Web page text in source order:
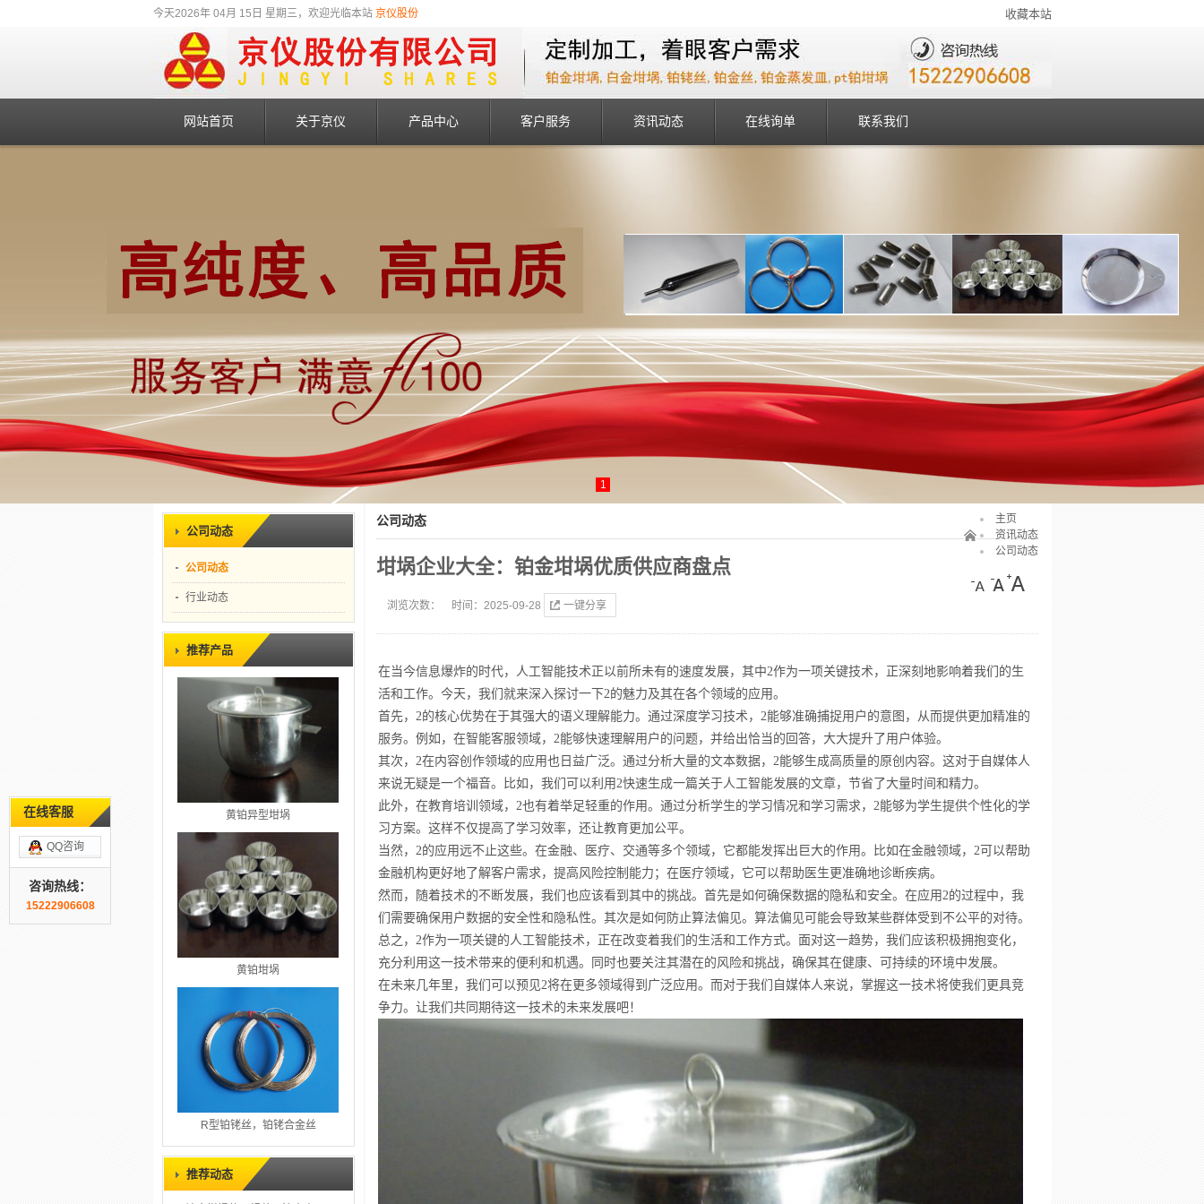
今天2026年 04月 15日 星期三，欢迎光临本站 京仪股份 收藏本站
网站首页 关于京仪 产品中心 客户服务 资讯动态 在线询单 联系我们
1
主页
资讯动态
公司动态
公司动态
公司动态
行业动态
推荐产品
黄铂异型坩埚
黄铂坩埚
R型铂铑丝，铂铑合金丝
推荐动态
公司动态
坩埚企业大全：铂金坩埚优质供应商盘点
浏览次数： 时间：2025-09-28 一键分享
在当今信息爆炸的时代，人工智能技术正以前所未有的速度发展，其中2作为一项关键技术，正深刻地影响着我们的生
活和工作。今天，我们就来深入探讨一下2的魅力及其在各个领域的应用。
首先，2的核心优势在于其强大的语义理解能力。通过深度学习技术，2能够准确捕捉用户的意图，从而提供更加精准的
服务。例如，在智能客服领域，2能够快速理解用户的问题，并给出恰当的回答，大大提升了用户体验。
其次，2在内容创作领域的应用也日益广泛。通过分析大量的文本数据，2能够生成高质量的原创内容。这对于自媒体人
来说无疑是一个福音。比如，我们可以利用2快速生成一篇关于人工智能发展的文章，节省了大量时间和精力。
此外，在教育培训领域，2也有着举足轻重的作用。通过分析学生的学习情况和学习需求，2能够为学生提供个性化的学
习方案。这样不仅提高了学习效率，还让教育更加公平。
当然，2的应用远不止这些。在金融、医疗、交通等多个领域，它都能发挥出巨大的作用。比如在金融领域，2可以帮助
金融机构更好地了解客户需求，提高风险控制能力；在医疗领域，它可以帮助医生更准确地诊断疾病。
然而，随着技术的不断发展，我们也应该看到其中的挑战。首先是如何确保数据的隐私和安全。在应用2的过程中，我
们需要确保用户数据的安全性和隐私性。其次是如何防止算法偏见。算法偏见可能会导致某些群体受到不公平的对待。
总之，2作为一项关键的人工智能技术，正在改变着我们的生活和工作方式。面对这一趋势，我们应该积极拥抱变化，
充分利用这一技术带来的便利和机遇。同时也要关注其潜在的风险和挑战，确保其在健康、可持续的环境中发展。
在未来几年里，我们可以预见2将在更多领域得到广泛应用。而对于我们自媒体人来说，掌握这一技术将使我们更具竞
争力。让我们共同期待这一技术的未来发展吧！
在线客服
QQ咨询
咨询热线：
15222906608